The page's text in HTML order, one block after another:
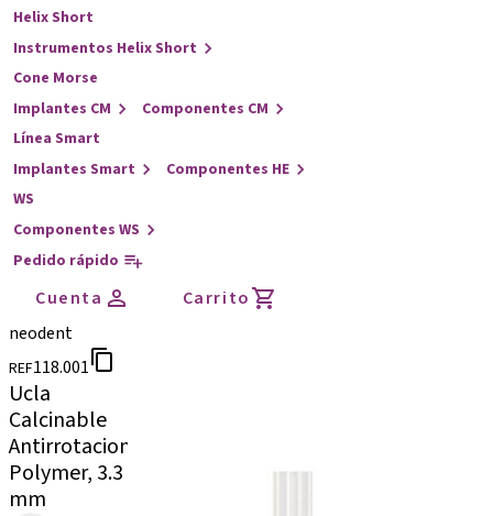
Helix Short
Instrumentos Helix Short
Cone Morse
Implantes CM
Componentes CM
Línea Smart
Implantes Smart
Componentes HE
WS
Componentes WS
Pedido rápido
Cuenta
Carrito
neodent
REF118.001
Ucla
Calcinable
Antirrotacional,
Polymer, 3.3
mm